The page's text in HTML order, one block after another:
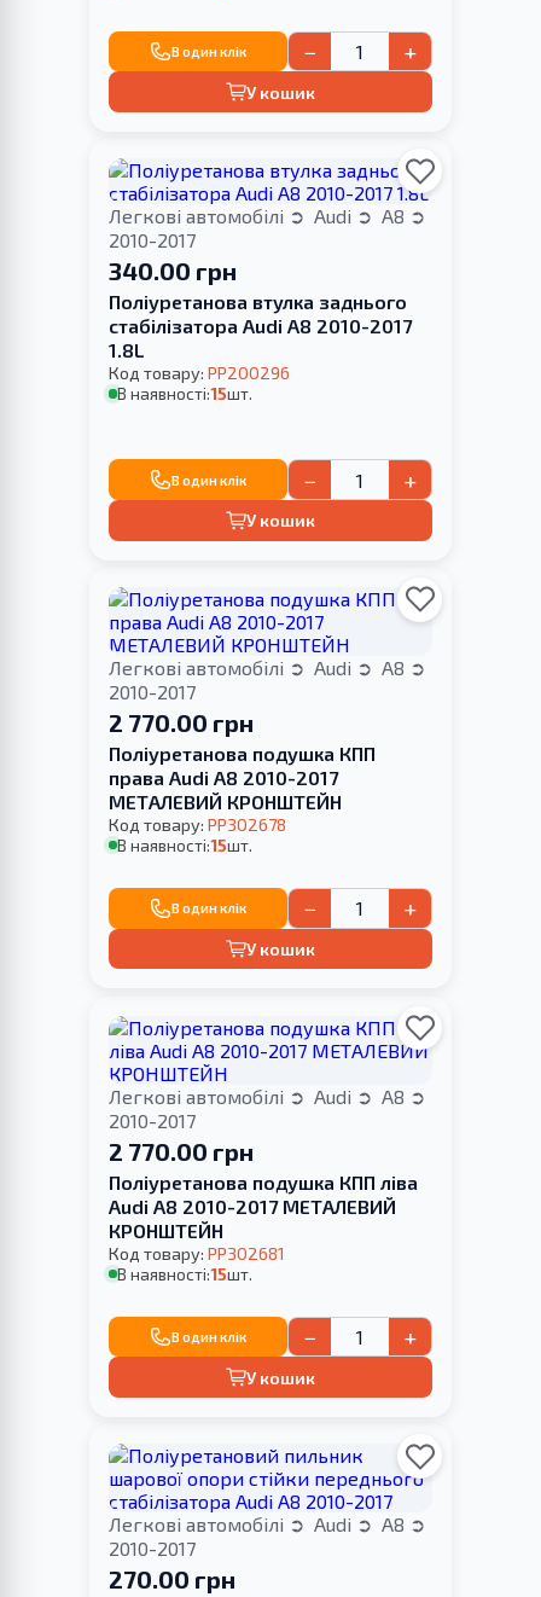
В один клік − +
У кошик
Легкові автомобілі Audi
A8
2010-2017
340.00 грн
Поліуретанова втулка заднього
стабілізатора Audi A8 2010-2017
1.8L
Код товару: PP200296
В наявності:15шт.
В один клік − +
У кошик
Легкові автомобілі Audi
A8
2010-2017
2 770.00 грн
Поліуретанова подушка КПП
права Audi A8 2010-2017
МЕТАЛЕВИЙ КРОНШТЕЙН
Код товару: PP302678
В наявності:15шт.
В один клік − +
У кошик
Легкові автомобілі Audi
A8
2010-2017
2 770.00 грн
Поліуретанова подушка КПП ліва
Audi A8 2010-2017 МЕТАЛЕВИЙ
КРОНШТЕЙН
Код товару: PP302681
В наявності:15шт.
В один клік − +
У кошик
Легкові автомобілі Audi
A8
2010-2017
270.00 грн